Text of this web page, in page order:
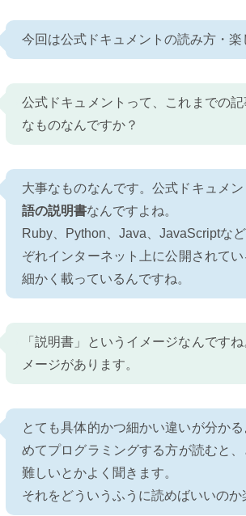
今回は公式ドキュメントの読み方・楽
公式ドキュメントって、これまでの
なものなんですか？
大事なものなんです。公式ドキュメ
語の説明書なんですよね。
Ruby、Python、Java、JavaScriptな
ぞれインターネット上に公開されて
細かく載っているんですね。
「説明書」というイメージなんです
メージがあります。
とても具体的かつ細かい違いが分か
めてプログラミングする方が読むと
難しいとかよく聞きます。
それをどういうふうに読めばいいの